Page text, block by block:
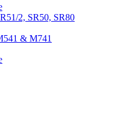
2, SR50, SR80
& M741